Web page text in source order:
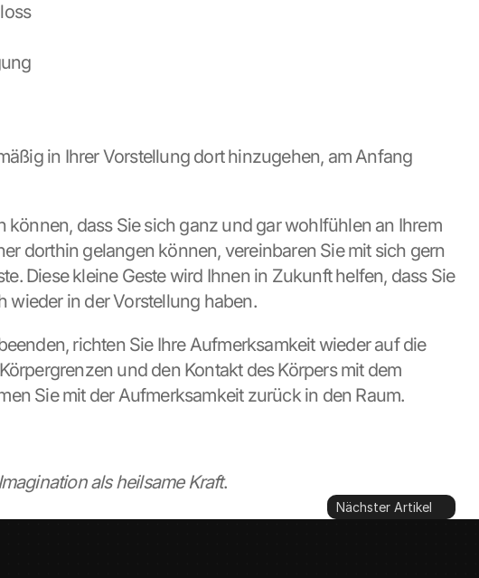
in Ihrer Vorstellung dort hinzugehen, am Anfang
können, dass Sie sich ganz und gar wohlfühlen an Ihrem
dorthin gelangen können, vereinbaren Sie mit sich gern
Diese kleine Geste wird Ihnen in Zukunft helfen, dass Sie
wieder in der Vorstellung haben.
richten Sie Ihre Aufmerksamkeit wieder auf die
und den Kontakt des Körpers mit dem
Sie mit der Aufmerksamkeit zurück in den Raum.
als heilsame Kraft.
Nächster Artikel